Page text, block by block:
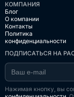
КОМПАНИЯ
Блог
О компании
Контакты
Политика
конфиденциальности
ПОДПИСАТЬСЯ НА
Нажимая кнопку, вы